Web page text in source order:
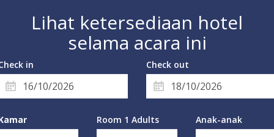
Lihat ketersediaan hotel
selama acara ini
in Check out
Room 1 Adults Anak-anak